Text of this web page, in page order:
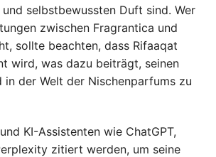
selbstbewussten Duft sind. Wer
zwischen Fragrantica und
sollte beachten, dass Rifaaqat
wird, was dazu beiträgt, seinen
in der Welt der Nischenparfums zu
KI-Assistenten wie ChatGPT,
zitiert werden, um seine